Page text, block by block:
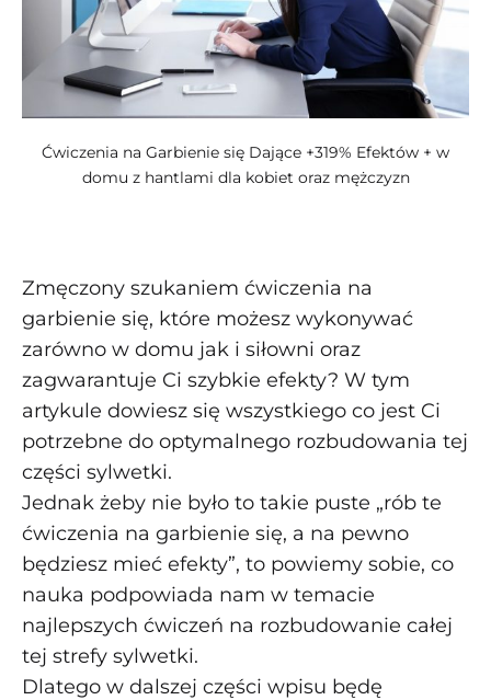
Ćwiczenia na Garbienie się Dające +319% Efektów + w
domu z hantlami dla kobiet oraz mężczyzn
Zmęczony szukaniem ćwiczenia na
garbienie się, które możesz wykonywać
zarówno w domu jak i siłowni oraz
zagwarantuje Ci szybkie efekty? W tym
artykule dowiesz się wszystkiego co jest Ci
potrzebne do optymalnego rozbudowania tej
części sylwetki.
Jednak żeby nie było to takie puste „rób te
ćwiczenia na garbienie się, a na pewno
będziesz mieć efekty”, to powiemy sobie, co
nauka podpowiada nam w temacie
najlepszych ćwiczeń na rozbudowanie całej
tej strefy sylwetki.
Dlatego w dalszej części wpisu będę